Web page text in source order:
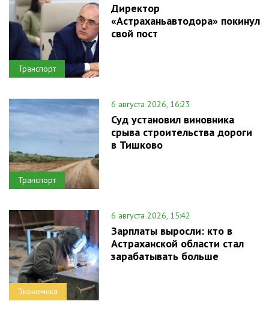
Транспорт
Директор
«Астраханьавтодора» покинул
свой пост
Транспорт
6 августа 2026, 16:23
Суд установил виновника
срыва строительства дороги
в Тишково
Экономика
6 августа 2026, 15:42
Зарплаты выросли: кто в
Астраханской области стал
зарабатывать больше